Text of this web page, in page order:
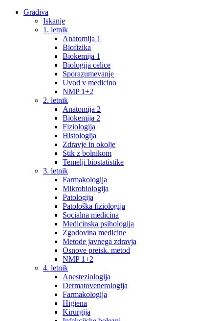
Gradiva
Iskanje
1. letnik
Anatomija 1
Biofizika
Biokemija 1
Biologija celice
Sporazumevanje
Uvod v medicino
NMP 1+2
2. letnik
Anatomija 2
Biokemija 2
Fiziologija
Histologija
Zdravje in okolje
Stik z bolnikom
Temelji biostatistike
3. letnik
Farmakologija
Mikrobiologija
Patologija
Patološka fiziologija
Socialna medicina
Medicinska psihologija
Zgodovina medicine
Metode javnega zdravja
Osnove preisk. metod
NMP 1+2
4. letnik
Anesteziologija
Dermatovenerologija
Farmakologija
Higiena
Kirurgija